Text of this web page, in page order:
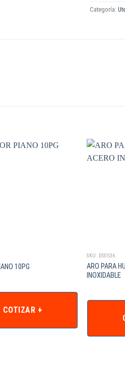
Categoría:
10PG
COTIZAR +
SKU: DS0536
ARO PARA
INOXIDABLE